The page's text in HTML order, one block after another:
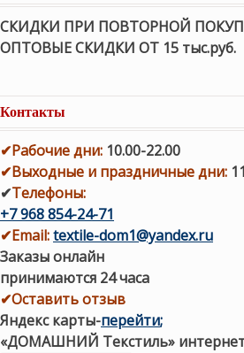
СКИДКИ ПРИ ПОВТОРНОЙ
ОПТОВЫЕ СКИДКИ ОТ 15 тыс.руб.
Контакты
✔Рабочие дни: 10.00-22.00
✔Выходные и праздничные дни:
✔Телефоны:
+7 968 854-24-71
✔Email:textile-dom1@yandex.ru
Заказы онлайн
принимаются 24 часа
✔Оставить отзыв
Яндекс карты-перейти;
«ДОМАШНИЙ Текстиль» интернет